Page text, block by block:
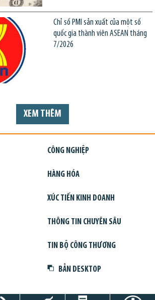
Chỉ số PMI sản xuất của một số
quốc gia thành viên ASEAN tháng
7/2026
XEM THÊM
CÔNG NGHIỆP
HÀNG HÓA
XÚC TIẾN KINH DOANH
THÔNG TIN CHUYÊN SÂU
TIN BỘ CÔNG THƯƠNG
BẢN DESKTOP